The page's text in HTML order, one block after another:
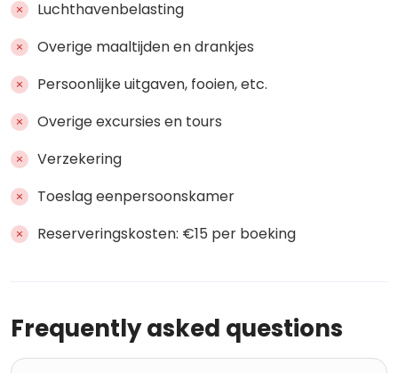
Luchthavenbelasting
Overige maaltijden en drankjes
Persoonlijke uitgaven, fooien, etc.
Overige excursies en tours
Verzekering
Toeslag eenpersoonskamer
Reserveringskosten: €15 per boeking
Frequently asked questions